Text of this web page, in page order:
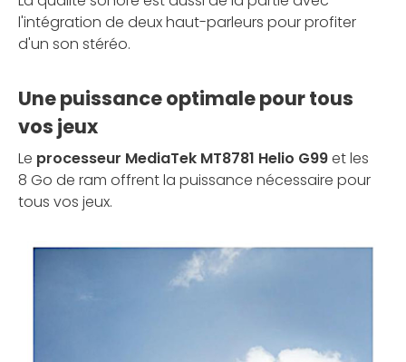
l'intégration de deux haut-parleurs pour profiter
d'un son stéréo.
Une puissance optimale pour tous
vos jeux
Le processeur MediaTek MT8781 Helio G99et les
8 Go de ram offrent la puissance nécessaire pour
tous vos jeux.